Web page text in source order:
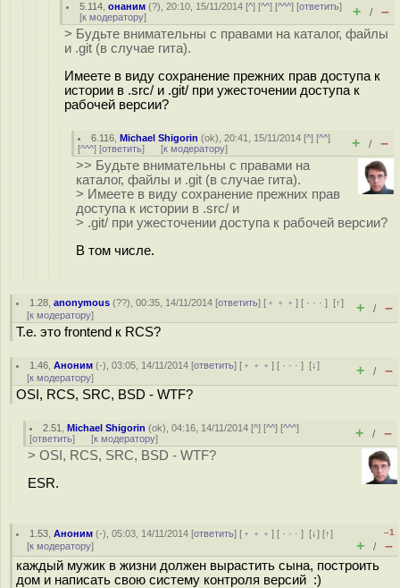
5.114 ,онаним (?), 20:10, 15/11/2014 [^] [^^] [^^^] [ответить]
[к модератору] + / –
> Будьте внимательны с правами на каталог, файлы
и .git (в случае гита).
Имеете в виду сохранение прежних прав доступа к
истории в .src/ и .git/ при ужесточении доступа к
рабочей версии?
6.116 ,Michael Shigorin (ok), 20:41, 15/11/2014 [^] [^^]
[^^^] [ответить] [к модератору] + / –
>> Будьте внимательны с правами на
каталог, файлы и .git (в случае гита).
> Имеете в виду сохранение прежних прав
доступа к истории в .src/ и
> .git/ при ужесточении доступа к рабочей версии?
В том числе.
1.28 ,anonymous (??), 00:35, 14/11/2014 [ответить] [ ﹢﹢﹢] [ · · ·][↑]
[к модератору] + / –
Т.е. это frontend к RCS?
1.46 ,Аноним (-), 03:05, 14/11/2014 [ответить] [ ﹢﹢﹢] [ · · ·][↓]
[к модератору] + / –
OSI, RCS, SRC, BSD - WTF?
2.51 ,Michael Shigorin (ok), 04:16, 14/11/2014 [^] [^^] [^^^]
[ответить] [к модератору] + / –
> OSI, RCS, SRC, BSD - WTF?
ESR.
1.53 ,Аноним (-), 05:03, 14/11/2014 [ответить] [ ﹢﹢﹢] [ · · ·][↓] [↑]
[к модератору]
–1
+ / –
каждый мужик в жизни должен вырастить сына, построить
дом и написать свою систему контроля версий :)